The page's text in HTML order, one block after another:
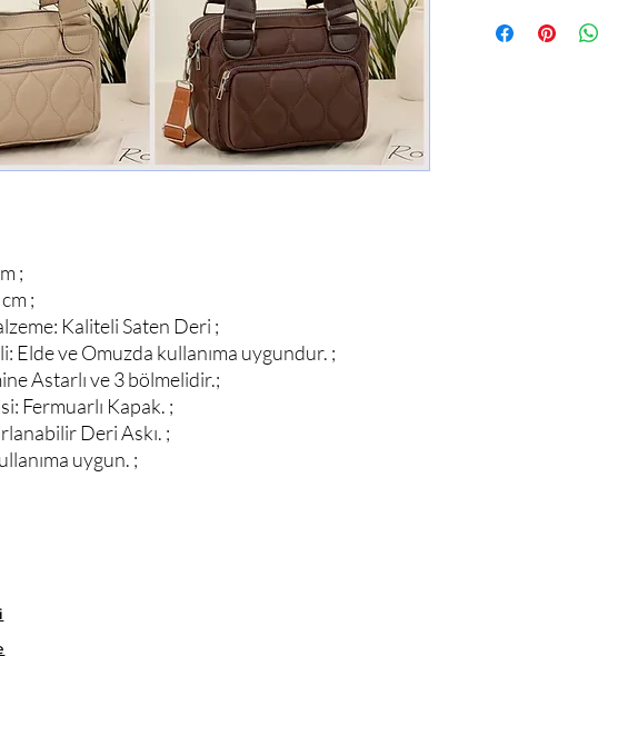
;
;
Kaliteli Saten Deri ;
Elde ve Omuzda kullanıma uygundur. ;
Astarlı ve 3 bölmelidir.;
Fermuarlı Kapak. ;
Deri Askı. ;
uygun. ;